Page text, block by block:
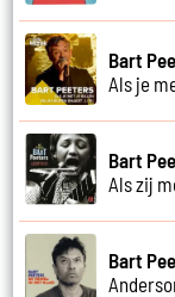
Bart
Als je
Bart
Als zij
Bart